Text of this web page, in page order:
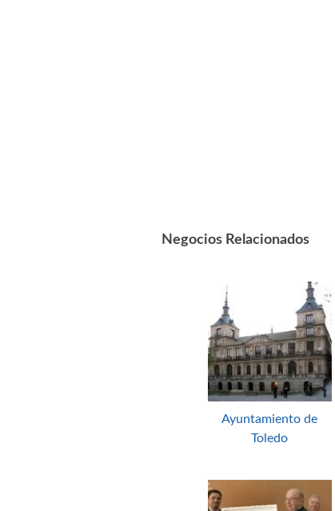
Negocios Relacionados
Ayuntamiento de
Toledo